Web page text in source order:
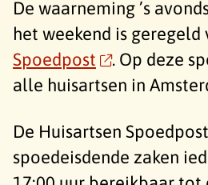
De waarneming ’s
het weekend is geregeld
Spoedpost
. Op deze
alle huisartsen in
De Huisartsen
spoedeisdende zaken